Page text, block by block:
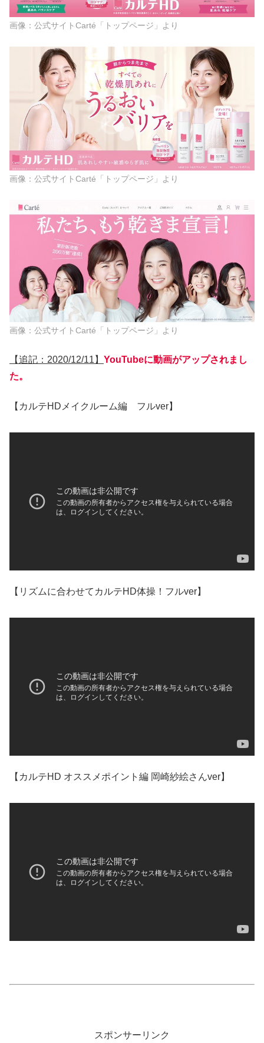
画像：公式サイトCarté「トップページ」より
画像：公式サイトCarté「トップページ」より
画像：公式サイトCarté「トップページ」より
【追記：2020/12/11】 YouTubeに動画がアップされまし
た。
【カルテHDメイクルーム編 フルver】
【リズムに合わせてカルテHD体操！フルver】
【カルテHD オススメポイント編 岡崎紗絵さんver】
スポンサーリンク